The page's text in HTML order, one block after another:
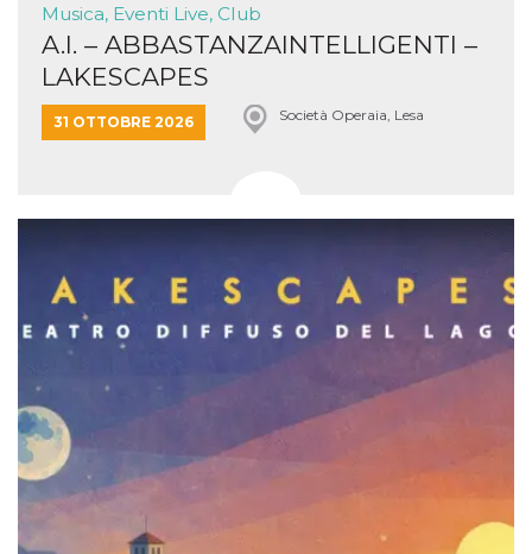
Musica, Eventi Live, Club
A.I. – ABBASTANZAINTELLIGENTI –
LAKESCAPES
31 OTTOBRE 2026 Società Operaia, Lesa